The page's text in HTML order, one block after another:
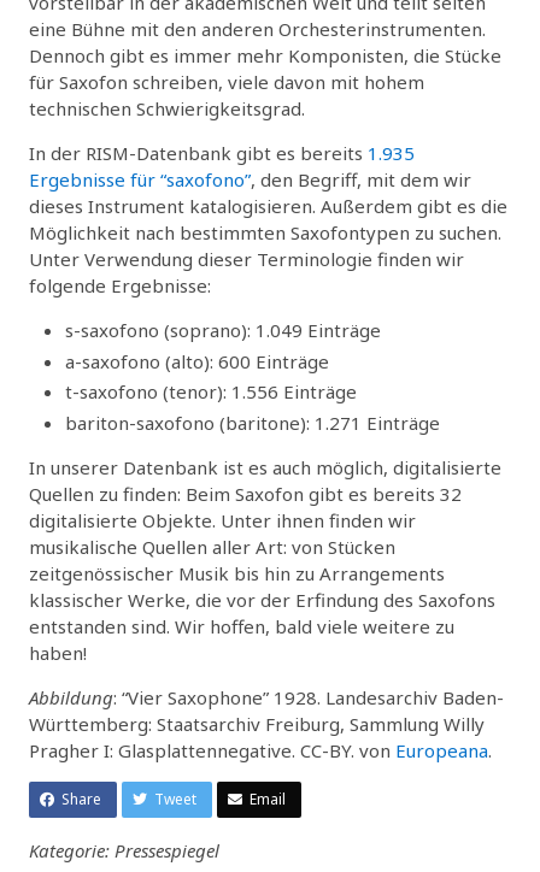
eine Bühne mit den anderen Orchesterinstrumenten.
Dennoch gibt es immer mehr Komponisten, die Stücke
für Saxofon schreiben, viele davon mit hohem
technischen Schwierigkeitsgrad.
In der RISM-Datenbank gibt es bereits 1.935
Ergebnisse für “saxofono”, den Begriff, mit dem wir
dieses Instrument katalogisieren. Außerdem gibt es die
Möglichkeit nach bestimmten Saxofontypen zu suchen.
Unter Verwendung dieser Terminologie finden wir
folgende Ergebnisse:
s-saxofono (soprano): 1.049 Einträge
a-saxofono (alto): 600 Einträge
t-saxofono (tenor): 1.556 Einträge
bariton-saxofono (baritone): 1.271 Einträge
In unserer Datenbank ist es auch möglich, digitalisierte
Quellen zu finden: Beim Saxofon gibt es bereits 32
digitalisierte Objekte. Unter ihnen finden wir
musikalische Quellen aller Art: von Stücken
zeitgenössischer Musik bis hin zu Arrangements
klassischer Werke, die vor der Erfindung des Saxofons
entstanden sind. Wir hoffen, bald viele weitere zu
haben!
Abbildung: “Vier Saxophone” 1928. Landesarchiv Baden-
Württemberg: Staatsarchiv Freiburg, Sammlung Willy
Pragher I: Glasplattennegative. CC-BY. von Europeana.
Share Tweet Email
Kategorie: Pressespiegel